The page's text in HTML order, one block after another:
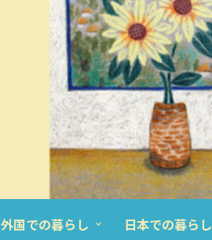
外国での暮らし 日本での暮らし